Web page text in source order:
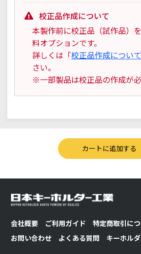
校正品作成について
本製作前に校正品（試作品）
料オプションです。
詳しくは「校正品作成について
さい。
※一部製品は校正品の作成が
会社概要 ご利用ガイド 特定商取引に
お問い合わせ
よくある質問 キーホル